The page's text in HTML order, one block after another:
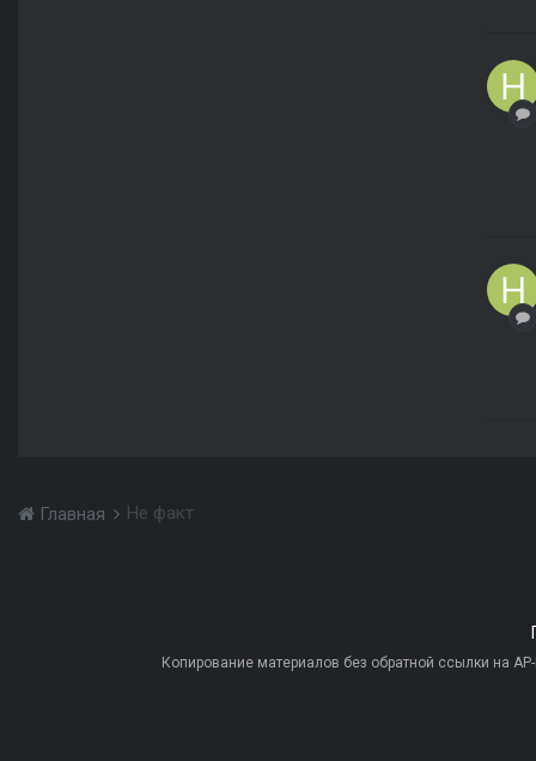
Главная Не факт
Копирование материалов без обратной ссылки на